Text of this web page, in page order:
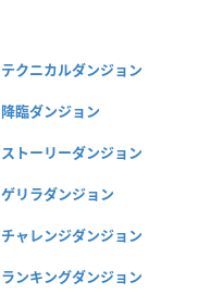
テクニカルダンジョン
降臨ダンジョン
ストーリーダンジョン
ゲリラダンジョン
チャレンジダンジョン
ランキングダンジョン